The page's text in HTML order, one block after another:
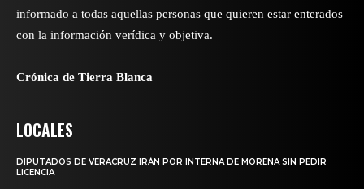
informado a todas aquellas personas que quieren estar enterados
con la información verídica y objetiva.
Crónica de Tierra Blanca
LOCALES
DIPUTADOS DE VERACRUZ IRÁN POR INTERNA DE MORENA SIN PEDIR
LICENCIA